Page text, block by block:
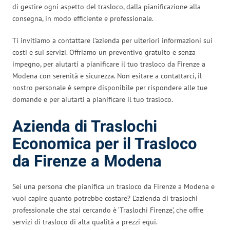
di gestire ogni aspetto del trasloco, dalla pianificazione alla
consegna, in modo efficiente e professionale.
Ti invitiamo a contattare l’azienda per ulteriori informazioni sui
costi e sui servizi. Offriamo un preventivo gratuito e senza
impegno, per aiutarti a pianificare il tuo trasloco da Firenze a
Modena con serenità e sicurezza. Non esitare a contattarci, il
nostro personale è sempre disponibile per rispondere alle tue
domande e per aiutarti a pianificare il tuo trasloco.
Azienda di Traslochi
Economica per il Trasloco
da Firenze a Modena
Sei una persona che pianifica un trasloco da Firenze a Modena e
vuoi capire quanto potrebbe costare? L’azienda di traslochi
professionale che stai cercando è ‘Traslochi Firenze’, che offre
servizi di trasloco di alta qualità a prezzi equi.